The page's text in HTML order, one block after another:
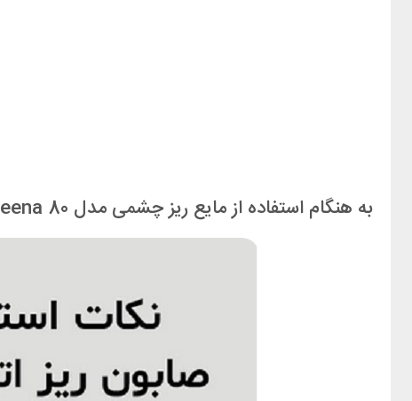
به هنگام استفاده از مایع ریز چشمی مدل Reena 80 به علایم زیر توجه فرمایید.